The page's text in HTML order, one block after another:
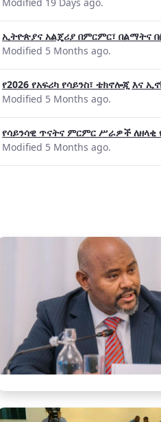
ኢትዮጵያና አልጄሪያ በምርምር፣ በልማትና
Modified 5 Months ago.
የ2026 የአፍሪካ የሳይንስ፣ ቴክኖሎጂ እና
Modified 5 Months ago.
የሳይንሳዊ ጥናትና ምርምር ሥራዎች
Modified 5 Months ago.